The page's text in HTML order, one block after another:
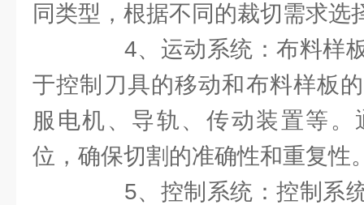
同类型，根据不同的裁切需求选
4、运动系统：布料样板
于控制刀具的移动和布料样板
服电机、导轨、传动装置等
位，确保切割的准确性和重复性
5、控制系统：控制系统